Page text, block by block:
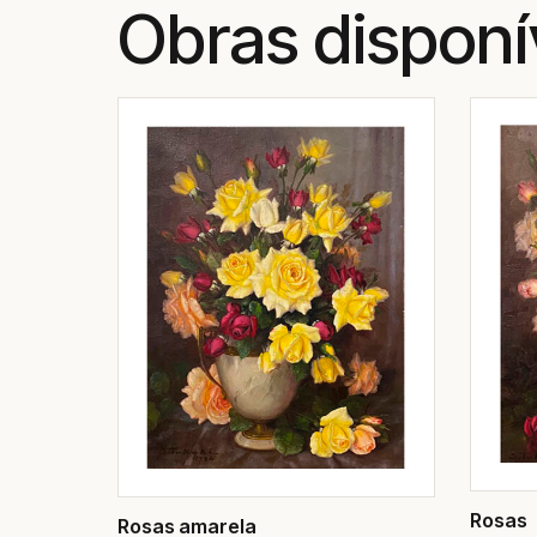
Obras
Rosas amarela Rosas